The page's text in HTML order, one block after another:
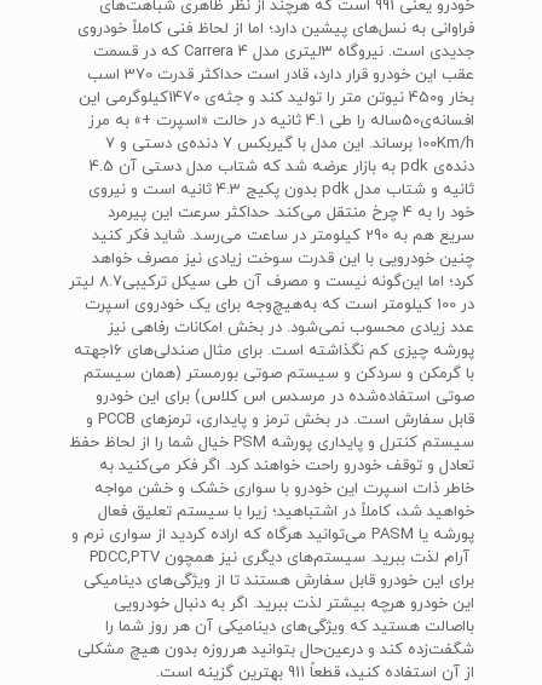
خودرو یعنی 991 است که هرچند از نظر ظاهری شباهت‌های
فراوانی به نسل‌های پیشین دارد؛ اما از لحاظ فنی کاملاً خودروی
جدیدی است. نیروگاه 3لیتری مدل Carrera 4 که در قسمت
عقب این خودرو قرار دارد، قادر است حداکثر قدرت 370 اسب
بخار و450 نیوتن متر را تولید کند و جثه‌ی 1470کیلوگرمی این
افسانه‌ی50ساله را طی 4.1 ثانیه در حالت «اسپرت +» به مرز
100Km/h برساند. این مدل با گیربکس 7 دنده‌ی دستی و 7
دنده‌ی pdk به بازار عرضه شد که شتاب مدل دستی آن 4.5
ثانیه و شتاب مدل pdk بدون پکیج 4.3 ثانیه است و نیروی
خود را به 4 چرخ منتقل می‌کند. حداکثر سرعت این پیرمرد
سریع هم به 290 کیلومتر در ساعت می‌رسد. شاید فکر ­کنید
چنین خودرویی با این قدرت سوخت زیادی نیز مصرف خواهد
کرد؛ اما این‌گونه نیست و مصرف آن طی سیکل ترکیبی8.7 لیتر
در 100 کیلومتر است که به‌هیچ‌وجه برای یک خودروی اسپرت
عدد زیادی محسوب نمی­‌شود. در بخش امکانات رفاهی نیز
پورشه چیزی کم نگذاشته است. برای مثال صندلی‌های 16جهته
با گرمکن و سردکن و سیستم صوتی بورمستر (همان سیستم
صوتی استفاده‌شده در مرسدس اس کلاس) برای این خودرو
قابل سفارش است. در بخش ترمز و پایداری، ترمزهای PCCB و
سیستم کنترل و پایداری پورشه PSM خیال شما را از لحاظ حفظ
تعادل و توقف خودرو راحت خواهند کرد. اگر فکر می‌کنید به
خاطر ذات اسپرت این خودرو با سواری خشک و خشن مواجه
خواهید شد، کاملاً در اشتباهید؛ زیرا با سیستم تعلیق فعال
پورشه یا PASM می‌توانید هرگاه که اراده کردید از سواری نرم و
آرام لذت ببرید. سیستم‌های دیگری نیز همچون PDCC,PTV
برای این خودرو قابل سفارش هستند تا از ویژگی‌های دینامیکی
این خودرو هرچه بیشتر لذت ببرید. اگر به دنبال خودرویی
بااصالت هستید که ویژگی‌های دینامیکی آن هر روز شما را
شگفت‌زده کند و درعین‌حال بتوانید هرروزه بدون هیچ مشکلی
از آن استفاده کنید، قطعاً 911 بهترین گزینه است.